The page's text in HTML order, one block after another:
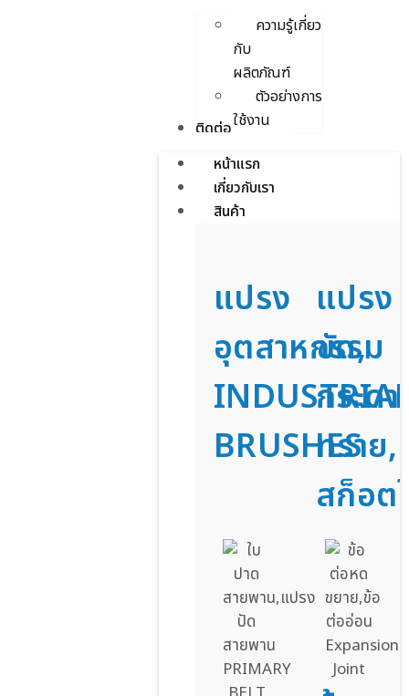
ความรู้เกี่ยว
กับ
ผลิตภัณฑ์
ตัวอย่างการ
ใช้งาน
ติดต่อเรา
หน้าแรก
เกี่ยวกับเรา
สินค้า
แปรง
อุตสาหกรรม
BRUSHES
แปรง
ขัด,
กระด
ทราย,
สก็อต